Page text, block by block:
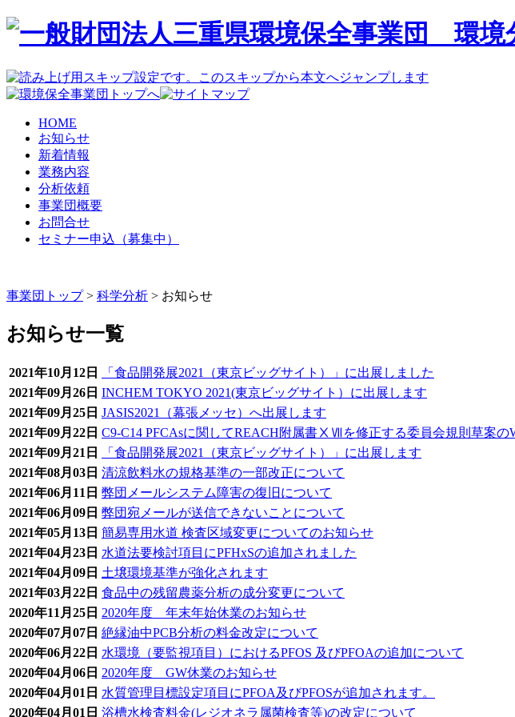
HOME
お知らせ
新着情報
業務内容
分析依頼
事業団概要
お問合せ
セミナー申込（募集中）
事業団トップ > 科学分析 > お知らせ
お知らせ一覧
2021年10月12日
「食品開発展2021（東京ビッグサイト）」に出展しました
2021年09月26日 INCHEM TOKYO 2021(東京ビッグサイト）に出展します
2021年09月25日 JASIS2021（幕張メッセ）へ出展します
2021年09月22日 C9-C14 PFCAsに関してREACH附属書ⅩⅦを修正する委員会規則草案の
2021年09月21日
「食品開発展2021（東京ビッグサイト）」に出展します
2021年08月03日 清涼飲料水の規格基準の一部改正について
2021年06月11日 弊団メールシステム障害の復旧について
2021年06月09日 弊団宛メールが送信できないことについて
2021年05月13日 簡易専用水道 検査区域変更についてのお知らせ
2021年04月23日 水道法要検討項目にPFHxSの追加されました
2021年04月09日 土壌環境基準が強化されます
2021年03月22日 食品中の残留農薬分析の成分変更について
2020年11月25日 2020年度 年末年始休業のお知らせ
2020年07月07日 絶縁油中PCB分析の料金改定について
2020年06月22日 水環境（要監視項目）におけるPFOS 及びPFOAの追加について
2020年04月06日 2020年度 GW休業のお知らせ
2020年04月01日 水質管理目標設定項目にPFOA及びPFOSが追加されます。
2020年04月01日 浴槽水検査料金(レジオネラ属菌検査等)の改定について